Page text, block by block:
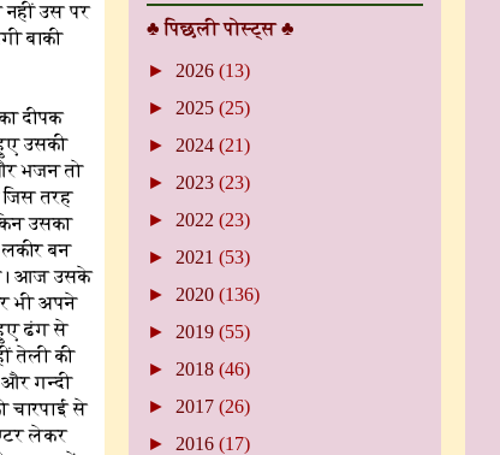
नहीं उस पर
बाकी
दीपक
उसकी
भजन तो
तरह
उसका
बन
आज उसके
भी अपने
हुए ढंग से
तेली की
गन्दी
चारपाई से
लेकर
♣ पिछली पोस्ट्स ♣
► 2026 (13)
► 2025 (25)
► 2024 (21)
► 2023 (23)
► 2022 (23)
► 2021 (53)
► 2020 (136)
► 2019 (55)
► 2018 (46)
► 2017 (26)
► 2016 (17)